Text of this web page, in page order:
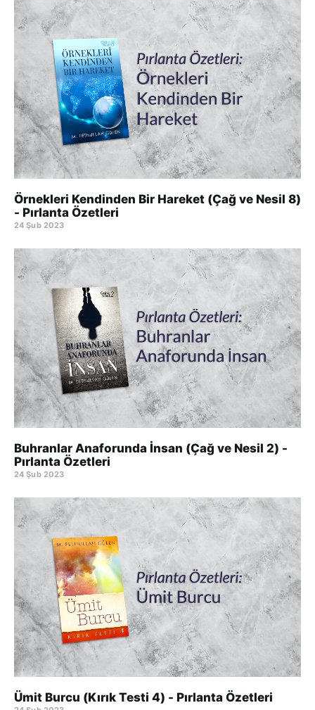
Örnekleri Kendinden Bir Hareket (Çağ ve Nesil 8)
- Pırlanta Özetleri
24 Şub 2023
Buhranlar Anaforunda İnsan (Çağ ve Nesil 2) -
Pırlanta Özetleri
24 Şub 2023
Ümit Burcu (Kırık Testi 4) - Pırlanta Özetleri